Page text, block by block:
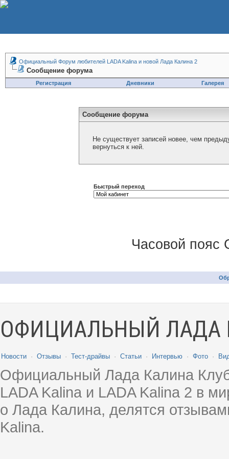
Официальный Форум любителей LADA Kalina и новой Лада Калина 2
Сообщение форума
Регистрация Дневники Галерея
Сообщение форума
Не существует записей новее, чем
вернуться к ней.
Быстрый переход
Часовой пояс
ОФИЦИАЛЬНЫЙ ЛАДА
Новости · Отзывы · Тест-драйвы · Статьи · Интервью · Фото ·
Официальный Лада Калина
LADA Kalina и LADA Kalina 2 в
о Лада Калина, делятся
Kalina.